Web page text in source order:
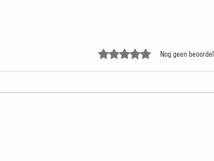
Zomergasten
Beoordeeld met 0 uit 5 sterren.
Nog geen